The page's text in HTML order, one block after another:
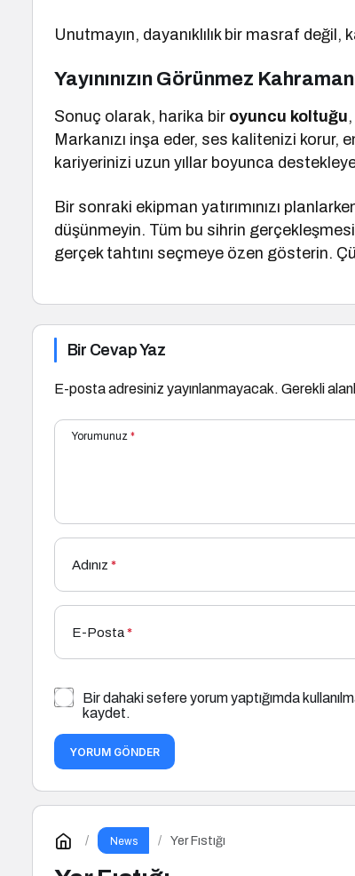
Unutmayın, dayanıklılık bir masraf değil,
Yayınınızın Görünmez
Sonuç olarak, harika bir oyuncu koltuğu
Markanızı inşa eder, ses kalitenizi korur,
kariyerinizi uzun yıllar boyunca
Bir sonraki ekipman yatırımınızı
düşünmeyin. Tüm bu sihrin
gerçek tahtını seçmeye özen gösterin.
Bir Cevap Yaz
E-posta adresiniz yayınlanmayacak. Gerekli
Yorumunuz *
Adınız *
E-Posta*
Bir dahaki sefere yorum yaptığımda
kaydet.
YORUM GÖNDER
News Yer Fıstığı